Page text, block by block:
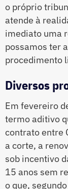
o próprio
atende à
imediato uma
possamos ter
procedimento
Diversos
Em fevereiro
termo aditivo
contrato entre
a corte, a
sob incentivo
15 anos sem
o que,